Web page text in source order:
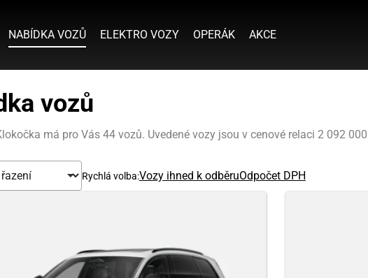
NABÍDKA VOZŮ ELEKTRO VOZY OPERÁK AKCE
vozů
má pro Vás 44 vozů. Uvedené vozy jsou v cenové relaci 2 092
Rychlá volba:Vozy ihned k odběruOdpočet DPH